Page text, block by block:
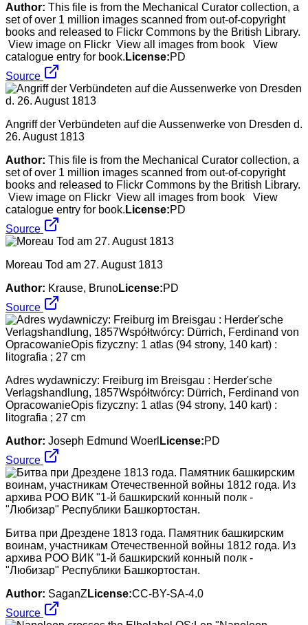
Author: This file is from the Mechanical Curator collection, a
set of over 1 million images scanned from out-of-copyright
books and released to Flickr Commons by the British Library.
View image on Flickr View all images from book View
catalogue entry for book. License:PD
Source
Angriff der Verbündeten auf die Aussenwerke von Dresden d.
26. August 1813
Author: This file is from the Mechanical Curator collection, a
set of over 1 million images scanned from out-of-copyright
books and released to Flickr Commons by the British Library.
View image on Flickr View all images from book View
catalogue entry for book. License:PD
Source
Moreau Tod am 27. August 1813
Author: Krause, BrunoLicense:PD
Source
Adres wydawniczy: Freiburg im Breisgau : Herder'sche
Verlagshandlung, 1857Współtwórcy: Dürrich, Ferdinand von
OpracowanieOpis fizyczny: 1 atlas (94 strony, 140 kart) :
litografia ; 27 cm
Author: Joseph Edmund Woerl License:PD
Source
Битва при Дрездене 1813 года. Памятник башкирским
воинам, участникам Отечественной войны 1812 года. Из
архива РОО ВИК "1-й башкирский конный полк -
"Любизар" Республики Башкортостан.
Author: SaganZ License:CC-BY-SA-4.0
Source